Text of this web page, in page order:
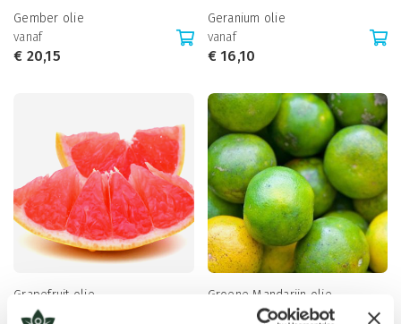
Gember olie
vanaf
€ 20,15
Geranium olie
vanaf
€16,10
Grapefruit olie
vanaf
Groene Mandarijn olie